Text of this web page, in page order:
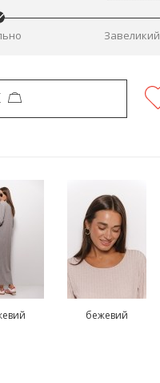
Завеликий
бежевий